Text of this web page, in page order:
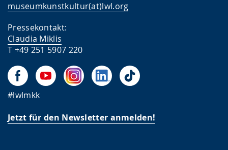
museumkunstkultur(at)lwl.org
Pressekontakt:
Claudia Miklis
T +49 251 5907 220
#lwlmkk
Jetzt für den Newsletter anmelden!